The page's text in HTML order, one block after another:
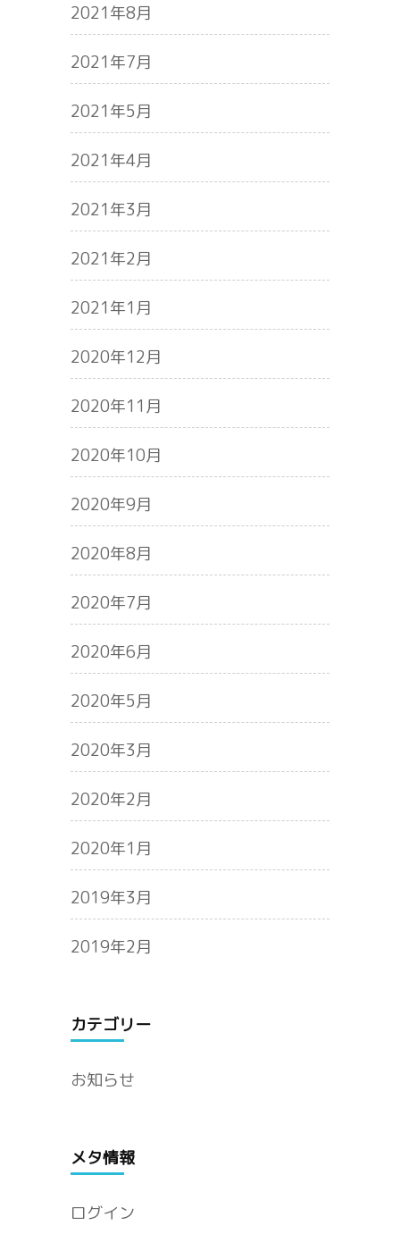
2021年8月
2021年7月
2021年5月
2021年4月
2021年3月
2021年2月
2021年1月
2020年12月
2020年11月
2020年10月
2020年9月
2020年8月
2020年7月
2020年6月
2020年5月
2020年3月
2020年2月
2020年1月
2019年3月
2019年2月
カテゴリー
お知らせ
メタ情報
ログイン